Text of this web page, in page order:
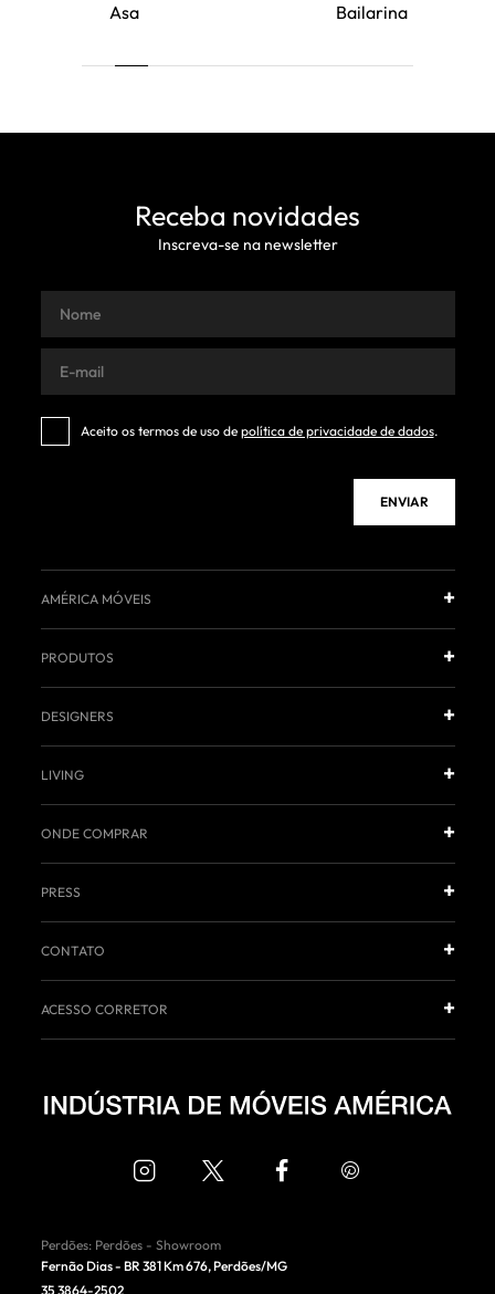
Asa Bailarina
Receba novidades
Inscreva-se na newsletter
Aceito os termos de uso de política de privacidade de dados.
ENVIAR
AMÉRICA MÓVEIS
PRODUTOS
DESIGNERS
LIVING
ONDE COMPRAR
PRESS
CONTATO
ACESSO CORRETOR
Perdões: Perdões - Showroom
Fernão Dias - BR 381 Km 676,Perdões/MG